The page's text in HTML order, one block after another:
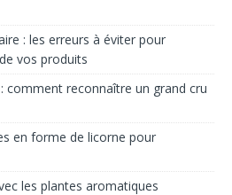
: les erreurs à éviter pour
vos produits
comment reconnaître un grand cru
en forme de licorne pour
les plantes aromatiques